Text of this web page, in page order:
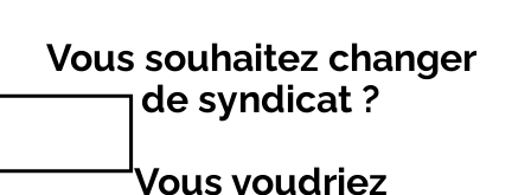
Vous souhaitez changer
de syndicat ?
Vous voudriez